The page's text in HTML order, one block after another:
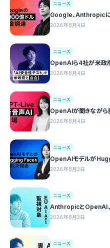
ニュース
Google、Anthropic
2026年8月4日
ニュース
OpenAIら4社が米政
2026年8月4日
ニュース
OpenAIが聞きなが
2026年8月4日
ニュース
OpenAIモデルが
2026年8月3日
ニュース
AnthropicとOpenAI
2026年8月3日
ニュース